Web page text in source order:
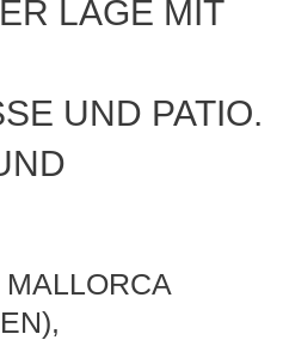
LAGE MIT
UND PATIO.